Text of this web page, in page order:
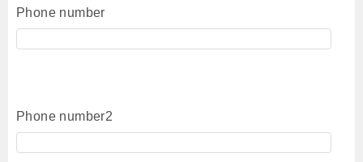
Phone number
Phone number2